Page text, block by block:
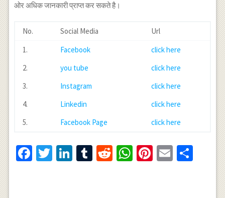
ओर अधिक जानकारी प्राप्त कर सकते है।
No. Social Media
Url
1.
Facebook
click here
2.
you tube
click here
3.
Instagram
click here
4.
Linkedin
click here
5.
Facebook Page click here
Facebook
Twitter
LinkedIn
Tumblr
RedditWhatsApp
Pinterest
Email